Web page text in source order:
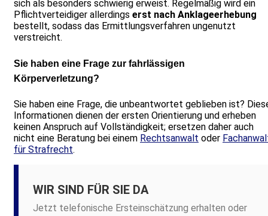
sich als besonders schwierig erweist. Regelmäßig wird ein
Pflichtverteidiger allerdings erst nach Anklageerhebung
bestellt, sodass das Ermittlungsverfahren ungenutzt
verstreicht.
Sie haben eine Frage zur fahrlässigen
Körperverletzung?
Sie haben eine Frage, die unbeantwortet geblieben ist?
Informationen dienen der ersten Orientierung und erheben
keinen Anspruch auf Vollständigkeit; ersetzen daher auch
nicht eine Beratung bei einem Rechtsanwalt oder
für Strafrecht.
WIR SIND FÜR SIE DA
Jetzt telefonische Ersteinschätzung erhalten oder